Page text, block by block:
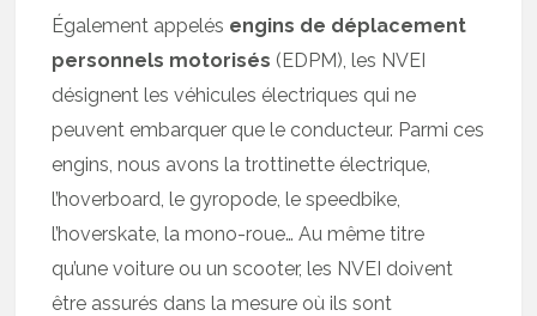
Également appelés engins de déplacement
personnels motorisés (EDPM), les NVEI
désignent les véhicules électriques qui ne
peuvent embarquer que le conducteur. Parmi ces
engins, nous avons la trottinette électrique,
l’hoverboard, le gyropode, le speedbike,
l’hoverskate, la mono-roue… Au même titre
qu’une voiture ou un scooter, les NVEI doivent
être assurés dans la mesure où ils sont